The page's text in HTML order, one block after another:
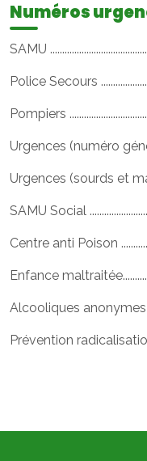
Numéros
SAMU
Police Secours
Pompiers
Urgences (numéro
Urgences (sourds et
SAMU Social
Centre anti Poison
Enfance
Alcooliques anonymes
Prévention radicalisation